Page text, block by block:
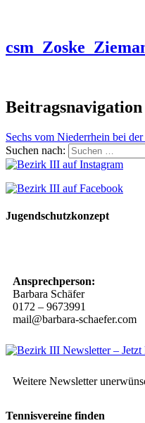
Beitragsnavigation
Sechs vom Niederrhein bei
Suchen nach:
Jugendschutzkonzept
Ansprechperson:
Barbara Schäfer
0172 – 9673991
mail@barbara-schaefer.com
Weitere Newsletter
Tennisvereine finden